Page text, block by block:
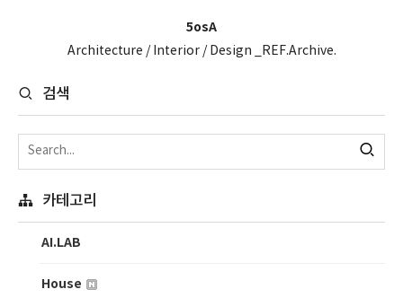
5osA
Architecture / Interior / Design _REF.Archive.
검색
카테고리
AI.LAB
House